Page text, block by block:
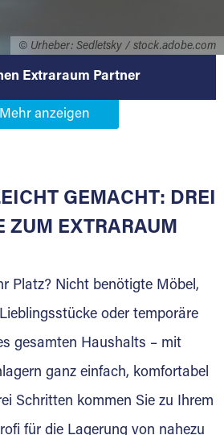
© Urheber: Sedletsky / stock.adobe.com
Extraraum Partner
Extraraum Partner in
Lagerraum zur Miete, der
von Umzugsgut gebaut
Vermietungen.
Extraraum Partner:
Preise
Neukunden
GEMACHT: DREI
ZUM EXTRARAUM
Platz? Nicht benötigte Möbel,
oder temporäre
gesamten Haushalts – mit
ganz einfach, komfortabel
Schritten kommen Sie zu Ihrem
für die Lagerung von nahezu